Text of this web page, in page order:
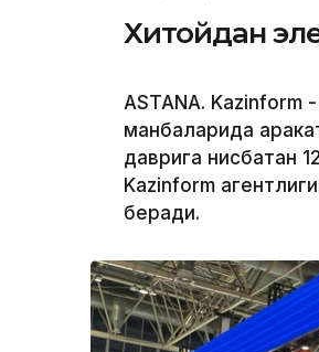
Хитойдан
ASTANA. Kazinform
манбаларида
даврига нисбатан
Kazinform
беради.